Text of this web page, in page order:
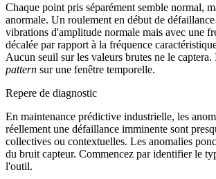
Chaque point pris séparément semble normal,
anormale. Un roulement en début de
vibrations d'amplitude normale mais avec une
décalée par rapport à la fréquence
Aucun seuil sur les valeurs brutes ne le
pattern sur une fenêtre temporelle.
Repere de diagnostic
En maintenance prédictive industrielle, les
réellement une défaillance imminente sont
collectives ou contextuelles. Les anomalies
du bruit capteur. Commencez par identifier le
l'outil.